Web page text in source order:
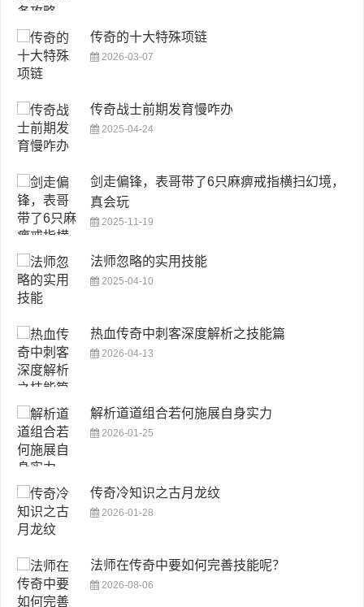
传奇的十大特殊项链
2026-03-07
传奇战士前期发育慢咋办
2025-04-24
剑走偏锋，表哥带了6只麻痹戒指横扫幻境，
真会玩
2025-11-19
法师忽略的实用技能
2025-04-10
热血传奇中刺客深度解析之技能篇
2026-04-13
解析道道组合若何施展自身实力
2026-01-25
传奇冷知识之古月龙纹
2026-01-28
法师在传奇中要如何完善技能呢？
2026-08-06